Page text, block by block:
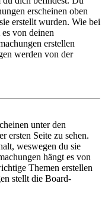
erscheinen oben
erstellt wurden. Wie bei
von deinen
erstellen
werden von der
unter den
ersten Seite zu sehen.
weswegen du sie
hängt es von
Themen erstellen
stellt die Board-